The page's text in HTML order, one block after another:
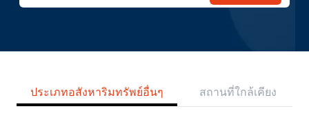
ประเภทอสังหาริมทรัพย์อื่นๆ สถานที่ใกล้เคียง